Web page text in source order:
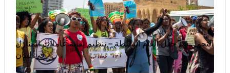
التجول في حقل ألغام السلطة – تنظيم نقابة عاملات المنازل
في لبنان